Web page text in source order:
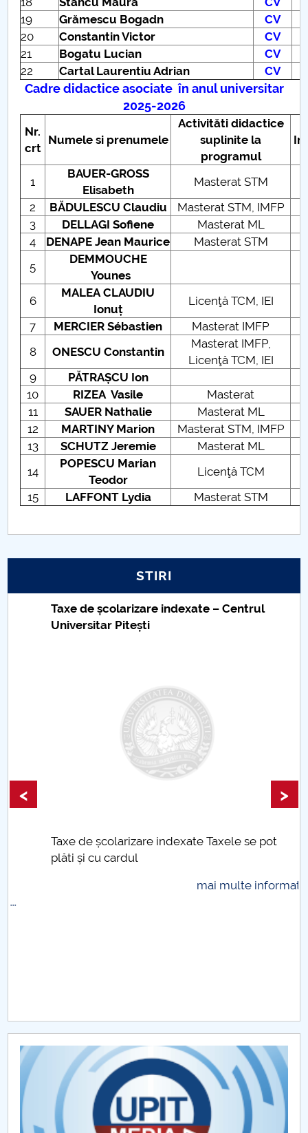
19
Grămescu Bogadn
CV
20
Constantin Victor
CV
21
Bogatu Lucian
CV
22
Cartal Laurentiu Adrian CV
Cadre didactice asociate în anul universitar
2025-2026
Nr.
crt
Numele si prenumele
Activităti didactice
suplinite la
programul
1
BAUER-GROSS
Elisabeth
Masterat STM
2
BĂDULESCU Claudiu
Masterat STM, IMFP
3
DELLAGI Sofiene Masterat ML
4
DENAPE Jean Maurice
Masterat STM
5
DEMMOUCHE
Younes
6
MALEA CLAUDIU
Ionuț
Licenţă TCM, IEI
7
MERCIER Sébastien Masterat IMFP
8
ONESCU Constantin
Masterat IMFP,
Licenţă TCM, IEI
9
PĂTRAȘCU Ion
10
RIZEA Vasile
Masterat
11
SAUER Nathalie Masterat ML
12
MARTINY Marion Masterat STM, IMFP
13
SCHUTZ Jeremie Masterat ML
14
POPESCU Marian
Teodor
Licenţă TCM
15
LAFFONT Lydia Masterat STM
STIRI
Taxe de școlarizare indexate – Centrul
Universitar Pitești
Taxe de școlarizare indexate Taxele se pot
plăti și cu cardul
mai multe informatii...
< >